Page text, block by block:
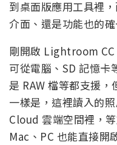
到桌面版應用工具裡
介面、還是功能也的確
剛開啟 Lightroom CC
可從電腦、SD 記憶卡
是 RAW 檔等都支援
一樣是，這裡讀入的
Cloud 雲端空間裡，
Mac、PC 也能直接開